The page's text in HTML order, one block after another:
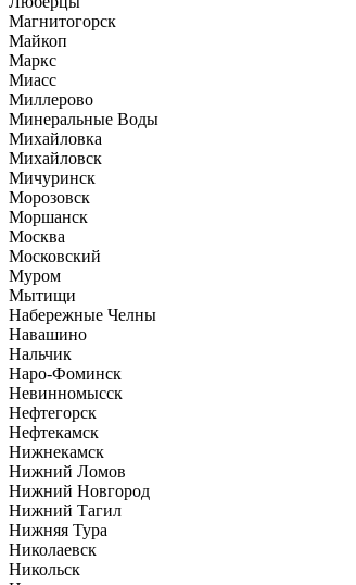
Магнитогорск
Майкоп
Маркс
Миасс
Миллерово
Минеральные Воды
Михайловка
Михайловск
Мичуринск
Морозовск
Моршанск
Москва
Московский
Муром
Мытищи
Набережные Челны
Навашино
Нальчик
Наро-Фоминск
Невинномысск
Нефтегорск
Нефтекамск
Нижнекамск
Нижний Ломов
Нижний Новгород
Нижний Тагил
Нижняя Тура
Николаевск
Никольск